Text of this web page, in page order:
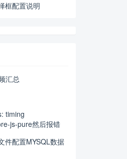
框配置说明
汇总
timing
js-pure然后报错
件配置MYSQL数据